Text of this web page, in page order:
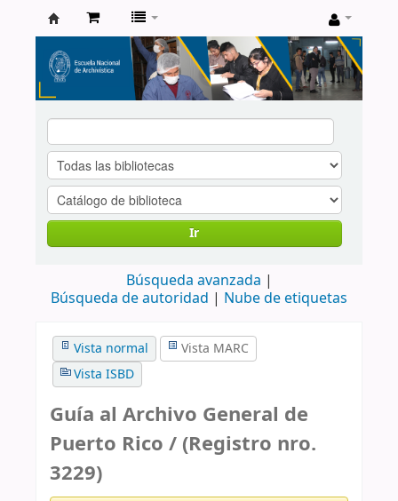
Catálogo
de
Biblioteca
ENA
Ir
Búsqueda avanzada
Búsqueda de autoridad
Nube de etiquetas
Vista normal
Vista MARC
Vista ISBD
Guía al Archivo General de
Puerto Rico / (Registro nro.
3229)